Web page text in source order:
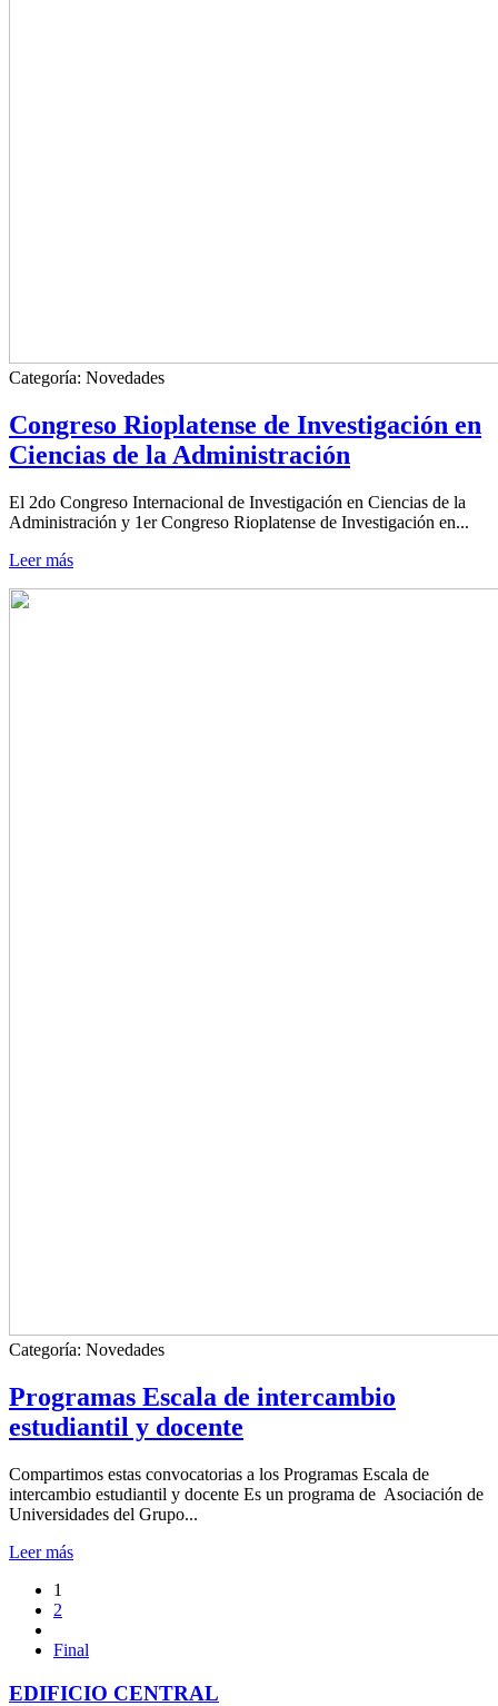
Categoría: Novedades
Congreso Rioplatense de Investigación en
Ciencias de la Administración
El 2do Congreso Internacional de Investigación en Ciencias de la
Administración y 1er Congreso Rioplatense de Investigación en...
Leer más
Categoría: Novedades
Programas Escala de intercambio
estudiantil y docente
Compartimos estas convocatorias a los Programas Escala de
intercambio estudiantil y docente Es un programa de Asociación de
Universidades del Grupo...
Leer más
1
2
Final
EDIFICIO CENTRAL